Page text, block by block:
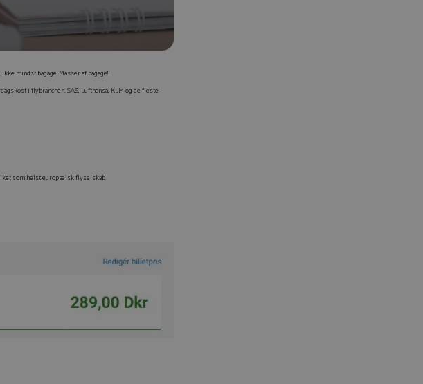
mindst bagage! Masser af bagage!
i flybranchen. SAS, Lufthansa, KLM og de fleste
som helst europæisk flyselskab.